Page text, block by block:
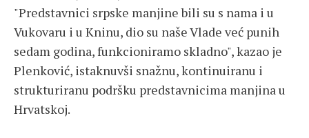
"Predstavnici srpske manjine bili su s nama i u
Vukovaru i u Kninu, dio su naše Vlade već punih
sedam godina, funkcioniramo skladno", kazao je
Plenković, istaknuvši snažnu, kontinuiranu i
strukturiranu podršku predstavnicima manjina u
Hrvatskoj.